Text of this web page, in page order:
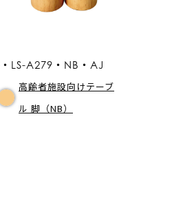
LS-A279・NB・AJ
高齢者施設向けテーブ
ル 脚（NB）